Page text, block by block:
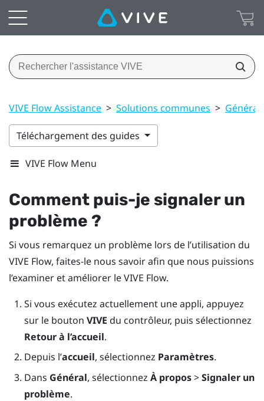
VIVE Flow Assistance > Solutions communes > Général
Téléchargement des guides
VIVE Flow Menu
Comment puis-je signaler un
problème ?
Si vous remarquez un problème lors de l’utilisation du
VIVE Flow, faites-le nous savoir afin que nous puissions
l’examiner et améliorer leVIVE Flow.
Si vous exécutez actuellement une appli, appuyez
sur le bouton VIVE du contrôleur, puis sélectionnez
Retour à l’accueil.
Depuis l’accueil, sélectionnez Paramètres.
Dans Général, sélectionnez À propos>Signaler un
problème.